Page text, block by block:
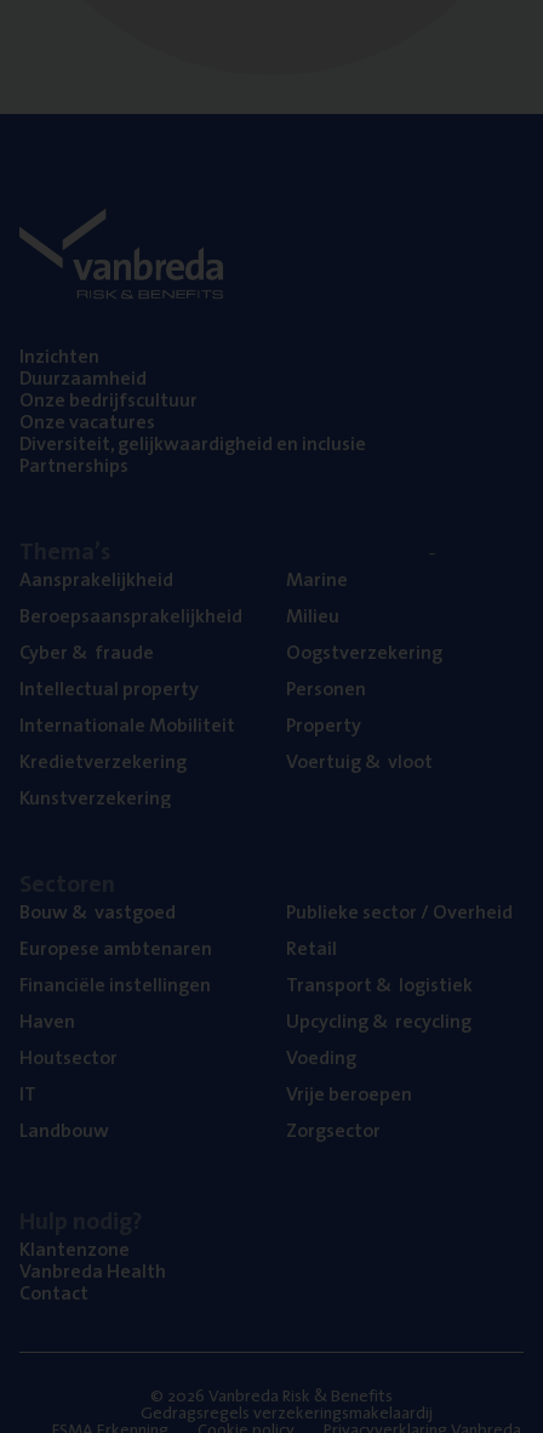
Inzich­ten
Duur­zaam­heid
Onze bedrijfs­cul­tuur
Onze vaca­tu­res
Diver­si­teit, gelijk­waar­dig­heid en inclusie
Part­ner­ships
Aan­spra­ke­lijk­heid
Beroeps­aan­spra­ke­lijk­heid
Cyber& fraude
Intel­lec­tu­al property
Inter­na­ti­o­na­le Mobiliteit
Kre­diet­ver­ze­ke­ring
Kunst­ver­ze­ke­ring
Mari­ne
Mili­eu
Oogst­ver­ze­ke­ring
Per­so­nen
Pro­per­ty
Voer­tuig& vloot
Bouw& vastgoed
Euro­pe­se ambtenaren
Finan­ci­ë­le instellingen
Haven
Hout­sec­tor
IT
Land­bouw
Publie­ke sec­tor / Overheid
Retail
Trans­port& logistiek
Upcy­cling& recycling
Voe­ding
Vrije beroe­pen
Zorg­sec­tor
Klan­ten­zo­ne
Van­b­re­da Health
Con­tact
© 2026 Vanbreda Risk & Benefits
Gedragsregels verzekeringsmakelaardij